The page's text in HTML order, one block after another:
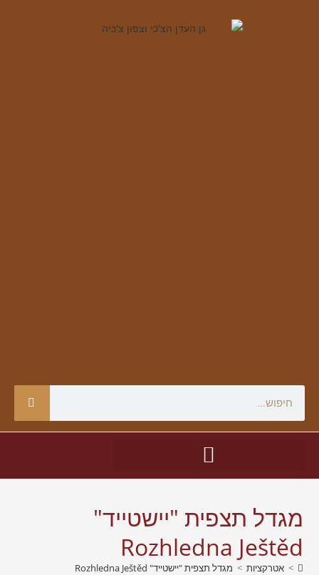
מגדל תצפית "יישטייד"
Rozhledna Ještěd
> אטרקציות > מגדל תצפית "יישטייד" Rozhledna Ještěd